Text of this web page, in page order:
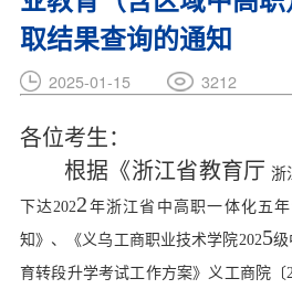
取结果查询的通知
2025-01-15 3212
各位考生：
根据《浙江省教育厅 浙
下达2022 年浙江省中高职一体化五
知》、《义乌工商职业技术学院2025级
育转段升学考试工作方案》义工商院〔